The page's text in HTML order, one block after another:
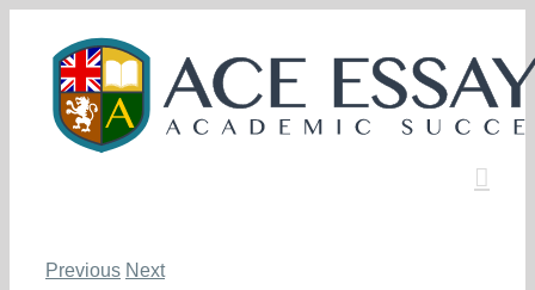
content
Previous Next